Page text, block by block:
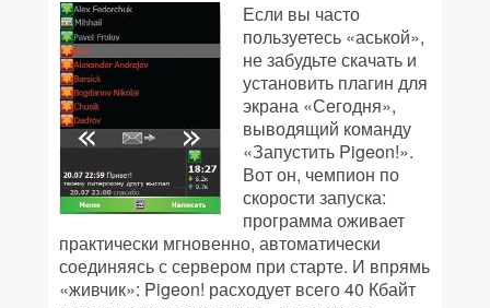
Если вы часто
пользуетесь «аськой»,
не забудьте скачать и
установить плагин для
экрана «Сегодня»,
выводящий команду
«Запустить Pigeon!».
Вот он, чемпион по
скорости запуска:
программа оживает
практически мгновенно, автоматически
соединяясь с сервером при старте. И впрямь
«живчик»: Pigeon! расходует всего 40 Кбайт